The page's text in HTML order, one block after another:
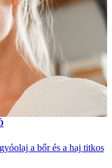
a bőr és a haj titkos